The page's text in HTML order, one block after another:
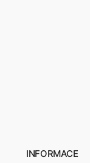
INFORMACE